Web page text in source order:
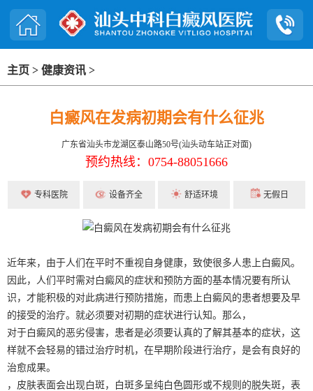
主页 > 健康资讯 >
白癜风在发病初期会有什么征兆
广东省汕头市龙湖区泰山路50号(汕头动车站正对面)
预约热线：0754-88051666
专科医院 设备齐全 舒适环境 无假日
近年来，由于人们在平时不重视自身健康，致使很多人患上白癜风。
因此，人们平时需对白癜风的症状和预防方面的基本情况要有所认
识，才能积极的对此病进行预防措施，而患上白癜风的患者想要及早
的接受的治疗。就必须要对初期的症状进行认知。那么，
对于白癜风的恶劣侵害，患者是必须要认真的了解其基本的症状，这
样就不会轻易的错过治疗时机，在早期阶段进行治疗，是会有良好的
治愈成果。
，皮肤表面会出现白斑，白斑多呈纯白色圆形或不规则的脱失斑，表